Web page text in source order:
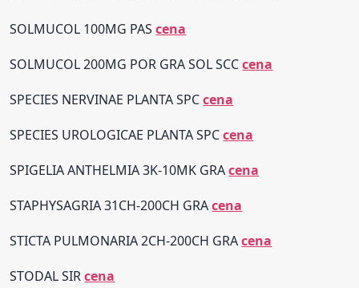
SOLMUCOL 100MG PAScena
SOLMUCOL 200MG POR GRA SOL SCCcena
SPECIES NERVINAE PLANTA SPCcena
SPECIES UROLOGICAE PLANTA SPCcena
SPIGELIA ANTHELMIA 3K-10MK GRAcena
STAPHYSAGRIA 31CH-200CH GRAcena
STICTA PULMONARIA 2CH-200CH GRAcena
STODAL SIRcena